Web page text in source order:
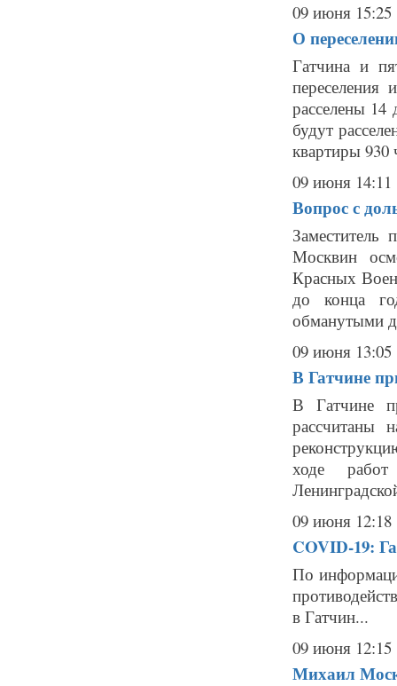
09 июня 15:25
О
Гатчина и
расселены
будут
квартиры 930
09 июня 14:11
Вопрос с
Заместитель
Москвин
Красных
до конца
обманутыми
09 июня 13:05
В Гатчине
В Гатчине
рассчитаны
ходе работ
09 июня 12:18
COVID-19:
По
в Гатчин...
09 июня 12:15
Михаил